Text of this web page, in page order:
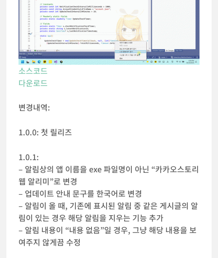
소스코드
다운로드
변경내역:
1.0.0: 첫 릴리즈
1.0.1:
– 알림상의 앱 이름을 exe 파일명이 아닌 “카카오스토리
웹 알리미”로 변경
– 업데이트 안내 문구를 한국어로 변경
– 알림이 올 때, 기존에 표시된 알림 중 같은 게시글의 알
림이 있는 경우 해당 알림을 지우는 기능 추가
– 알림 내용이 “내용 없음”일 경우, 그냥 해당 내용을 보
여주지 않게끔 수정